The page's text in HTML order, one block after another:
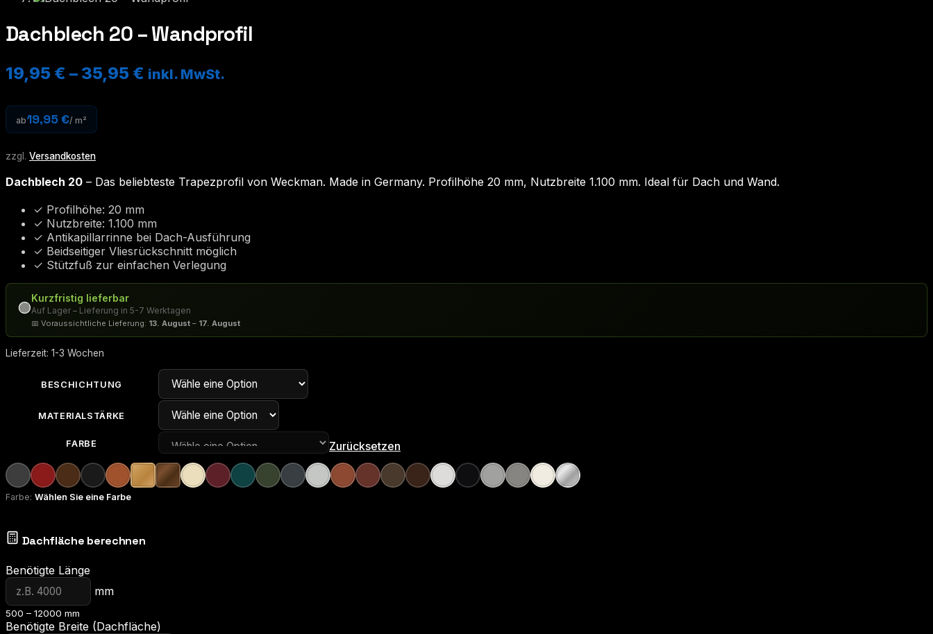
Dachblech 20 – Wandprofil
19,95 € – 35,95 € inkl. MwSt.
ab19,95 €/ m²
zzgl. Versandkosten
Dachblech 20 – Das beliebteste Trapezprofil von Weckman. Made in Germany. Profilhöhe 20 mm, Nutzbreite 1.100 mm. Ideal für Dach und Wand.
✓ Profilhöhe: 20 mm
✓ Nutzbreite: 1.100 mm
✓ Antikapillarrinne bei Dach-Ausführung
✓ Beidseitiger Vliesrückschnitt möglich
✓ Stützfuß zur einfachen Verlegung
🟢
Kurzfristig lieferbar
Auf Lager – Lieferung in 5-7 Werktagen
📅 Voraussichtliche Lieferung: 13. August – 17. August
Lieferzeit: 1-3 Wochen
BESCHICHTUNG
MATERIALSTÄRKE
FARBE Zurücksetzen
Farbe: Wählen Sie eine Farbe
Dachfläche berechnen
Benötigte Länge
mm
500 – 12000 mm
Benötigte Breite (Dachfläche)